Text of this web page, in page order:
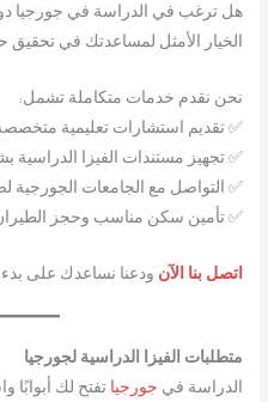
هل ترغب في الدراسة في جورجيا
الخيار الأمثل لمساعدتك في تحقيق
نحن نقدم خدمات متكاملة تشمل:
✅ تقديم استشارات تعليمية
✅ تجهيز مستندات الفيزا الدراسية
✅ التواصل مع الجامعات الجورجية
✅ تأمين سكن مناسب وحجز الطيران
اتصل بنا الآن ودعنا نساعدك على
متطلبات الفيزا الدراسية لجورجيا
الدراسة في جورجيا تفتح لك أبوابًا